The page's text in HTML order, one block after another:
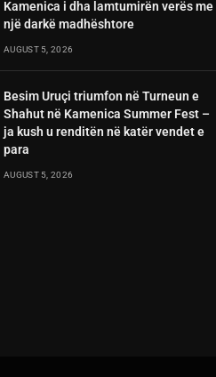
Kamenica i dha lamtumirën verës me
një darkë madhështore
AUGUST 5, 2026
Besim Uruçi triumfon në Turneun e
Shahut në Kamenica Summer Fest –
ja kush u renditën në katër vendet e
para
AUGUST 5, 2026